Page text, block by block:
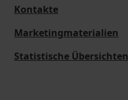
Kontakte
Marketingmaterialien
Statistische Übersichten